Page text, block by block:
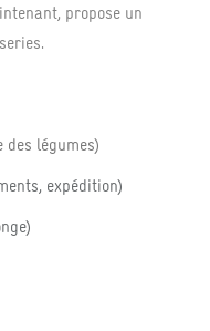
propose un
légumes)
expédition)